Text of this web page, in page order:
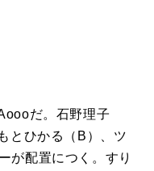
だ。石野理子
とひかる（B）、ツ
が配置につく。すり